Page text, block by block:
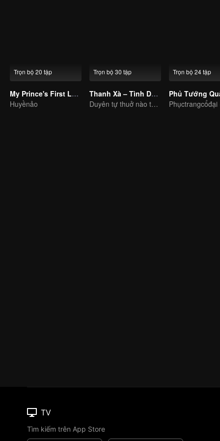
Trọn bộ 20 tập
My Prince's First Love
Huyềnảo
Trọn bộ 30 tập
Thanh Xà – Tình Duyên Lại Đến
Duyên tự thuở nào tơ hồng không dứt
Trọn bộ 24 tập
TV
Tìm kiếm trên App Store